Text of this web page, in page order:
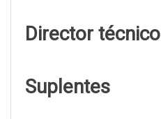
Director técnico
Suplentes